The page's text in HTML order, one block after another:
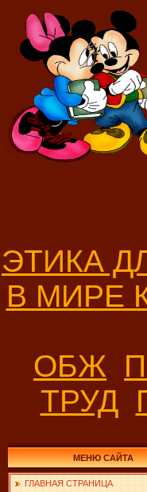
ЭТИКА
В МИРЕ
ОБЖ
ТРУД
МЕНЮ САЙТА
ГЛАВНАЯ СТРАНИЦА